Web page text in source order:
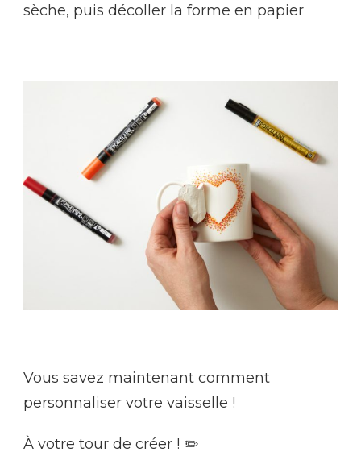
sèche, puis décoller la forme en papier
Vous savez maintenant comment
personnaliser votre vaisselle !
À votre tour de créer ! ✏️